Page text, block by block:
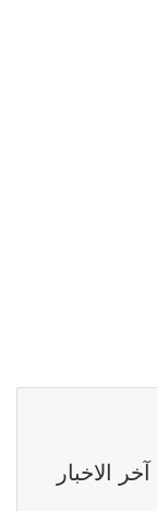
الاخبار